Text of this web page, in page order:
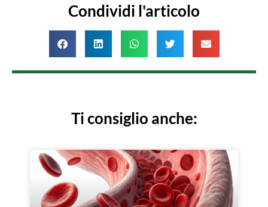
Condividi l'articolo
Ti consiglio anche: